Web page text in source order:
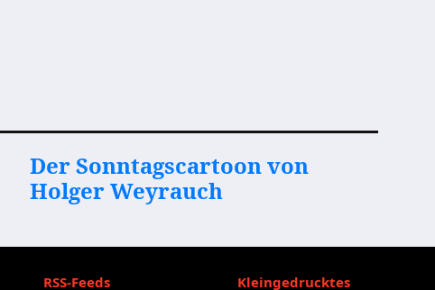
Der Sonntagscartoon von
Holger Weyrauch
RSS-Feeds Kleingedrucktes